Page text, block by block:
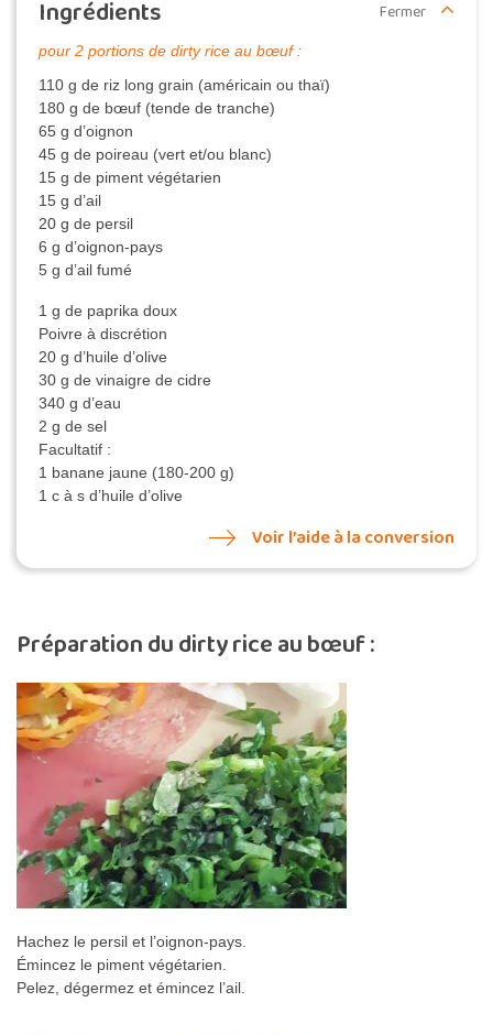
Ingrédients Fermer
pour 2 portions de dirty rice au bœuf :
110 g de riz long grain (américain ou thaï)
180 g de bœuf (tende de tranche)
65 g d’oignon
45 g de poireau (vert et/ou blanc)
15 g de piment végétarien
15 g d’ail
20 g de persil
6 g d’oignon-pays
5 g d’ail fumé
1 g de paprika doux
Poivre à discrétion
20 g d’huile d’olive
30 g de vinaigre de cidre
340 g d’eau
2 g de sel
Facultatif :
1 banane jaune (180-200 g)
1 c à s d’huile d’olive
Voir l’aide à la conversion
Préparation du dirty rice au bœuf :
Hachez le persil et l’oignon-pays.
Émincez le piment végétarien.
Pelez, dégermez et émincez l’ail.